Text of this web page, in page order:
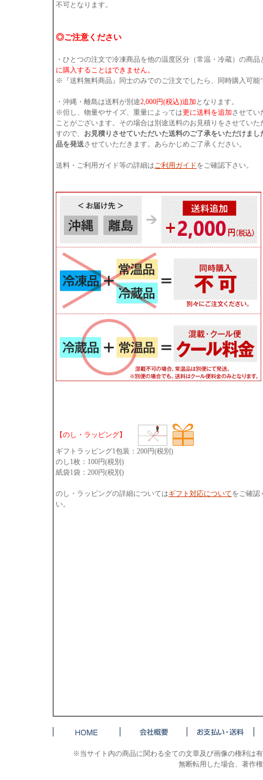
不可となります。
◎ご注意ください
・ひとつの注文で冷凍商品を他の温度区分（常温・冷蔵）の商品
に購入することはできません。
※『送料無料商品』同士のみでのご注文でしたら、同時購入可能
・沖縄・離島は送料が別途2,000円(税込)追加 となります。
※但し、物量やサイズ、重量によっては更に送料を追加させてい
ことがございます。その場合は別途送料のお見積りをさせていた
すので、 お見積りさせていただいた送料のご了承をいただけまし
品を発送させていただきます。あらかじめご了承ください。
送料・ご利用ガイド等の詳細はご利用ガイドをご確認下さい。
【のし・ラッピング】
ギフトラッピング1包装：200円(税別)
のし1枚：100円(税別)
紙袋1袋：200円(税別)
のし・ラッピングの詳細についてはギフト対応についてをご確認
い。
※当サイト内の商品に関わる全ての文章及び画像の権利は
無断転用した場合、著作